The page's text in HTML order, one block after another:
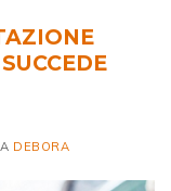
DEBORA